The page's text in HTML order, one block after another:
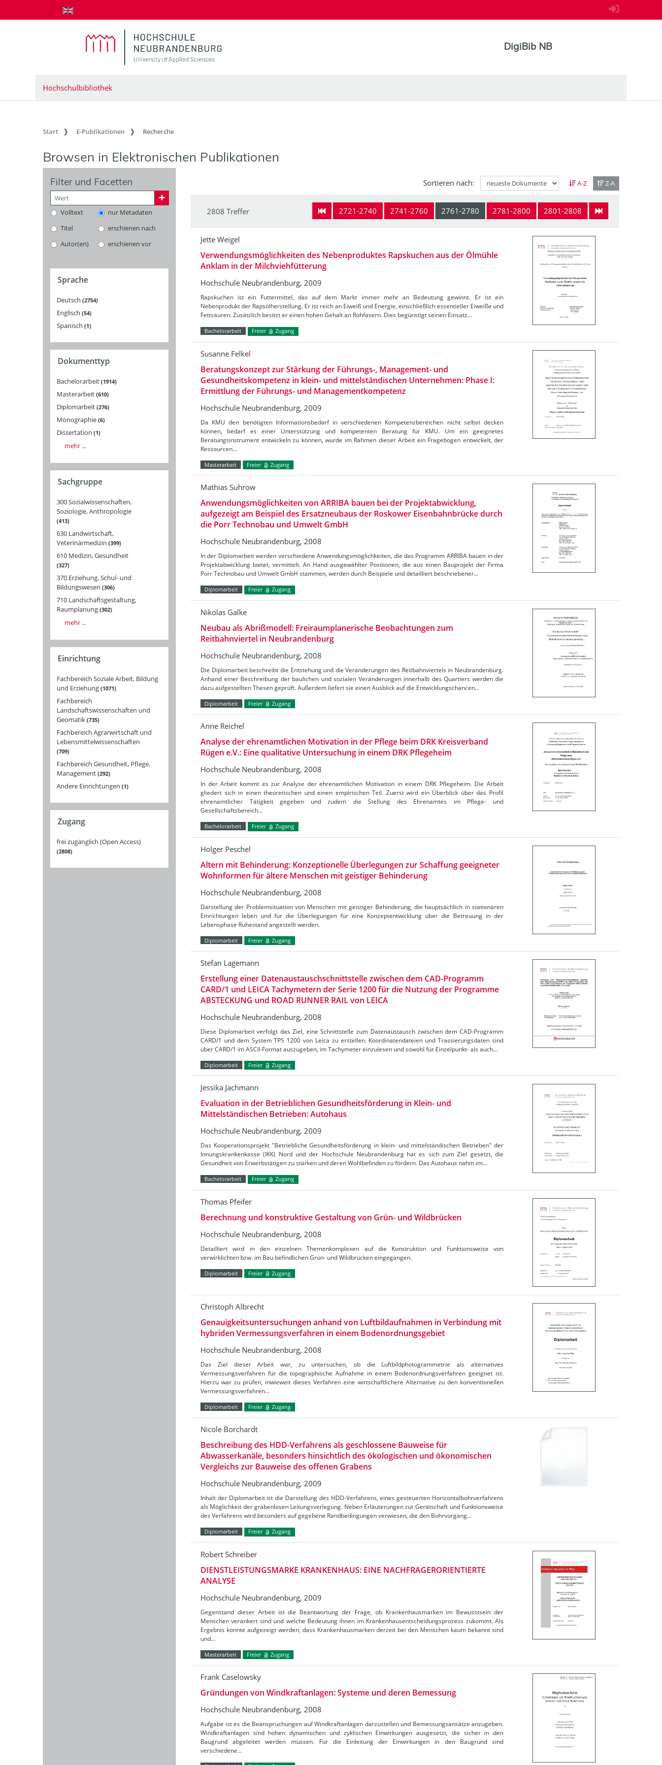
zum Inhalt springen
DigiBib NB
Hochschulbibliothek
Start E-Publikationen Recherche
Browsen in Elektronischen Publikationen
Filter und Facetten
Volltext
nur Metadaten
Titel
erschienen nach
Autor(en)
erschienen vor
Sprache
Deutsch 2754
Englisch 54
Spanisch 1
Dokumenttyp
Bachelorarbeit 1914
Masterarbeit 610
Diplomarbeit 276
Monographie 6
Dissertation 1
mehr ...
Sachgruppe
300 Sozialwissenschaften,
Soziologie, Anthropologie
413
630 Landwirtschaft,
Veterinärmedizin 399
610 Medizin, Gesundheit
327
370 Erziehung, Schul- und
Bildungswesen 306
710 Landschaftsgestaltung,
Raumplanung 302
mehr ...
Einrichtung
Fachbereich Soziale Arbeit, Bildung
und Erziehung 1071
Fachbereich
Landschaftswissenschaften und
Geomatik 735
Fachbereich Agrarwirtschaft und
Lebensmittelwissenschaften
709
Fachbereich Gesundheit, Pflege,
Management 292
Andere Einrichtungen 1
Zugang
frei zugänglich (Open Access)
2808
Sortieren nach: A-Z Z-A
2721-2740 2741-2760 2761-2780 2781-2800 2801-2808
2808 Treffer
Jette Weigel
Verwendungsmöglichkeiten des Nebenproduktes Rapskuchen aus der Ölmühle
Anklam in der Milchviehfütterung
Hochschule Neubrandenburg, 2009
Rapskuchen ist ein Futtermittel, das auf dem Markt immer mehr an Bedeutung gewinnt. Er ist ein
Nebenprodukt der Rapsölherstellung. Er ist reich an Eiweiß und Energie, einschließlich essentieller Eiweiße und
Fettsäuren. Zusätzlich besitzt er einen hohen Gehalt an Rohfasern. Dies begünstigt seinen Einsatz…
Bachelorarbeit Freier Zugang
Susanne Felkel
Beratungskonzept zur Stärkung der Führungs-, Management- und
Gesundheitskompetenz in klein- und mittelständischen Unternehmen: Phase I:
Ermittlung der Führungs- und Managementkompetenz
Hochschule Neubrandenburg, 2009
Da KMU den benötigten Informationsbedarf in verschiedenen Kompetenzbereichen nicht selbst decken
können, bedarf es einer Unterstützung und kompetenten Beratung für KMU. Um ein geeignetes
Beratungsinstrument entwickeln zu können, wurde im Rahmen dieser Arbeit ein Fragebogen entwickelt, der
Ressourcen…
Masterarbeit Freier Zugang
Mathias Suhrow
Anwendungsmöglichkeiten von ARRIBA bauen bei der Projektabwicklung,
aufgezeigt am Beispiel des Ersatzneubaus der Roskower Eisenbahnbrücke durch
die Porr Technobau und Umwelt GmbH
Hochschule Neubrandenburg, 2008
In der Diplomarbeit werden verschiedene Anwendungsmöglichkeiten, die das Programm ARRIBA bauen in der
Projektabwicklung bietet, vermittelt. An Hand ausgewählter Positionen, die aus einen Bauprojekt der Firma
Porr Technobau und Umwelt GmbH stammen, werden durch Beispiele und detailliert beschriebener…
Diplomarbeit Freier Zugang
Nikolas Galke
Neubau als Abrißmodell: Freiraumplanerische Beobachtungen zum
Reitbahnviertel in Neubrandenburg
Hochschule Neubrandenburg, 2008
Die Diplomarbeit beschreibt die Entstehung und die Veränderungen des Reitbahnviertels in Neubrandenburg.
Anhand einer Beschreibung der baulichen und sozialen Veränderungen innerhalb des Quartiers werden die
dazu aufgestellten Thesen geprüft. Außerdem liefert sie einen Ausblick auf die Entwicklungschancen…
Diplomarbeit Freier Zugang
Anne Reichel
Analyse der ehrenamtlichen Motivation in der Pflege beim DRK Kreisverband
Rügen e.V.: Eine qualitative Untersuchung in einem DRK Pflegeheim
Hochschule Neubrandenburg, 2008
In der Arbeit kommt es zur Analyse der ehrenamtlichen Motivation in einem DRK Pflegeheim. Die Arbeit
gliedert sich in einen theoretischen und einen empirischen Teil. Zuerst wird ein Überblick über das Profil
ehrenamtlicher Tätigkeit gegeben und zudem die Stellung des Ehrenamtes im Pflege- und
Gesellschaftsbereich…
Bachelorarbeit Freier Zugang
Holger Peschel
Altern mit Behinderung: Konzeptionelle Überlegungen zur Schaffung geeigneter
Wohnformen für ältere Menschen mit geistiger Behinderung
Hochschule Neubrandenburg, 2008
Darstellung der Problemsituation von Menschen mit geistiger Behinderung, die hauptsächlich in stationären
Einrichtungen leben und für die Überlegungen für eine Konzeptentwicklung über die Betreuung in der
Lebensphase Ruhestand angestellt werden.
Diplomarbeit Freier Zugang
Stefan Lagemann
Erstellung einer Datenaustauschschnittstelle zwischen dem CAD-Programm
CARD/1 und LEICA Tachymetern der Serie 1200 für die Nutzung der Programme
ABSTECKUNG und ROAD RUNNER RAIL von LEICA
Hochschule Neubrandenburg, 2008
Diese Diplomarbeit verfolgt das Ziel, eine Schnittstelle zum Datenaustausch zwischen dem CAD-Programm
CARD/1 und dem System TPS 1200 von Leica zu erstellen. Koordinatendateien und Trassierungsdaten sind
über CARD/1 im ASCII-Format auszugeben, im Tachymeter einzulesen und sowohl für Einzelpunkt- als auch…
Diplomarbeit Freier Zugang
Jessika Jachmann
Evaluation in der Betrieblichen Gesundheitsförderung in Klein- und
Mittelständischen Betrieben: Autohaus
Hochschule Neubrandenburg, 2009
Das Kooperationsprojekt "Betriebliche Gesundheitsförderung in klein- und mittelständischen Betrieben" der
Innungskrankenkasse (IKK) Nord und der Hochschule Neubrandenburg hat es sich zum Ziel gesetzt, die
Gesundheit von Erwerbstätigen zu stärken und deren Wohlbefinden zu fördern. Das Autohaus nahm im…
Bachelorarbeit Freier Zugang
Thomas Pfeifer
Berechnung und konstruktive Gestaltung von Grün- und Wildbrücken
Hochschule Neubrandenburg, 2008
Detailliert wird in den einzelnen Themenkomplexen auf die Konstruktion und Funktionsweise von
verwirklichten bzw. im Bau befindlichen Grün- und Wildbrücken eingegangen.
Diplomarbeit Freier Zugang
Christoph Albrecht
Genauigkeitsuntersuchungen anhand von Luftbildaufnahmen in Verbindung mit
hybriden Vermessungsverfahren in einem Bodenordnungsgebiet
Hochschule Neubrandenburg, 2008
Das Ziel dieser Arbeit war, zu untersuchen, ob die Luftbildphotogrammetrie als alternatives
Vermessungsverfahren für die topographische Aufnahme in einem Bodenordnungsverfahren geeignet ist.
Hierzu war zu prüfen, inwieweit dieses Verfahren eine wirtschaftlichere Alternative zu den konventionellen
Vermessungsverfahren…
Diplomarbeit Freier Zugang
Nicole Borchardt
Beschreibung des HDD-Verfahrens als geschlossene Bauweise für
Abwasserkanäle, besonders hinsichtlich des ökologischen und ökonomischen
Vergleichs zur Bauweise des offenen Grabens
Hochschule Neubrandenburg, 2009
Inhalt der Diplomarbeit ist die Darstellung des HDD-Verfahrens, eines gesteuerten Horizontalbohrverfahrens
als Möglichkeit der grabenlosen Leitungsverlegung. Neben Erläuterungen zur Gerätschaft und Funktionsweise
des Verfahrens wird besonders auf gegebene Randbedingungen verwiesen, die den Bohrvorgang…
Diplomarbeit Freier Zugang
Robert Schreiber
DIENSTLEISTUNGSMARKE KRANKENHAUS: EINE NACHFRAGERORIENTIERTE
ANALYSE
Hochschule Neubrandenburg, 2009
Gegenstand dieser Arbeit ist die Beantwortung der Frage, ob Krankenhausmarken im Bewusstsein der
Menschen verankert sind und welche Bedeutung ihnen im Krankenhausentscheidungsprozess zukommt. Als
Ergebnis konnte aufgezeigt werden, dass Krankenhausmarken derzeit bei den Menschen kaum bekannt sind
und…
Masterarbeit Freier Zugang
Frank Caselowsky
Gründungen von Windkraftanlagen: Systeme und deren Bemessung
Hochschule Neubrandenburg, 2008
Aufgabe ist es die Beanspruchungen auf Windkraftanlagen darzustellen und Bemessungsansätze anzugeben.
Windkraftanlagen sind hohen dynamischen und zyklischen Einwirkungen ausgesetzt, die sicher in den
Baugrund abgeleitet werden müssen. Für die Einleitung der Einwirkungen in den Baugrund sind
verschiedene…